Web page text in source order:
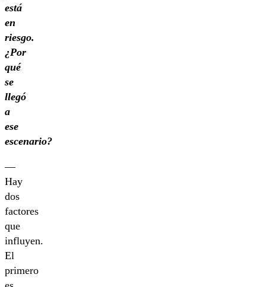
está
en
riesgo.
¿Por
qué
se
llegó
a
ese
escenario?
—
Hay
dos
factores
que
influyen.
El
primero